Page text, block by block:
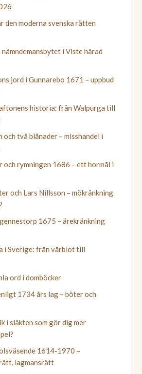
den moderna svenska rätten
nämndemansbytet i Viste härad
jord i Gunnarebo 1671 – uppbud
historia: från Walpurga till
och två blånader – misshandel i
och rymningen 1686 – ett hormål i
och Lars Nillsson – mökränkning
1675 – ärekränkning
i Sverige: från vårblot till
ord i domböcker
1734 års lag – böter och
i släkten som gör dig mer
1614-1970 –
lagmansrätt